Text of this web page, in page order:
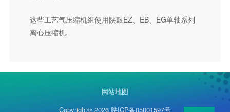
水蒸气机组
高炉余压能量回收透平机组（TRT）
硝酸尾气透平机组
这些工艺气压缩机组使用陕鼓EZ、EB、EG单轴系列
离心压缩机.
网站地图
Copyright© 2026 陕ICP备05001597号